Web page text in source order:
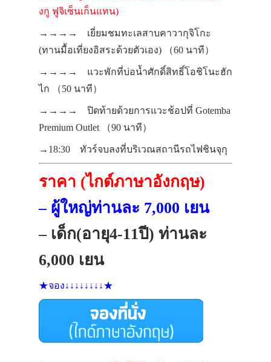
งกู ฟูจิเซ็นเก็นแทน)
→→→→ เยี่ยมชมทะเลสาบคาวากุจิโกะ
(ทานมื้อเที่ยงอิสระด้วยตัวเอง) （60 นาที）
→→→→ แวะพักที่บ่อน้ำศักดิ์สิทธิ์โอชิโนะฮัก
ไก （50 นาที）
→→→→ ปิดท้ายด้วยการแวะช้อปที่ Gotemba
Premium Outlet （90 นาที）
→18:30 ทัวร์จบลงที่บริเวณสถานีรถไฟชินจุกุ
ราคา (ไกด์ภาษาอังกฤษ)
– ผู้ใหญ่ท่านละ 7,000 เยน
– เด็ก(อายุ4-11ปี) ท่านละ
6,000 เยน
★จอง↓↓↓↓↓↓↓↓★